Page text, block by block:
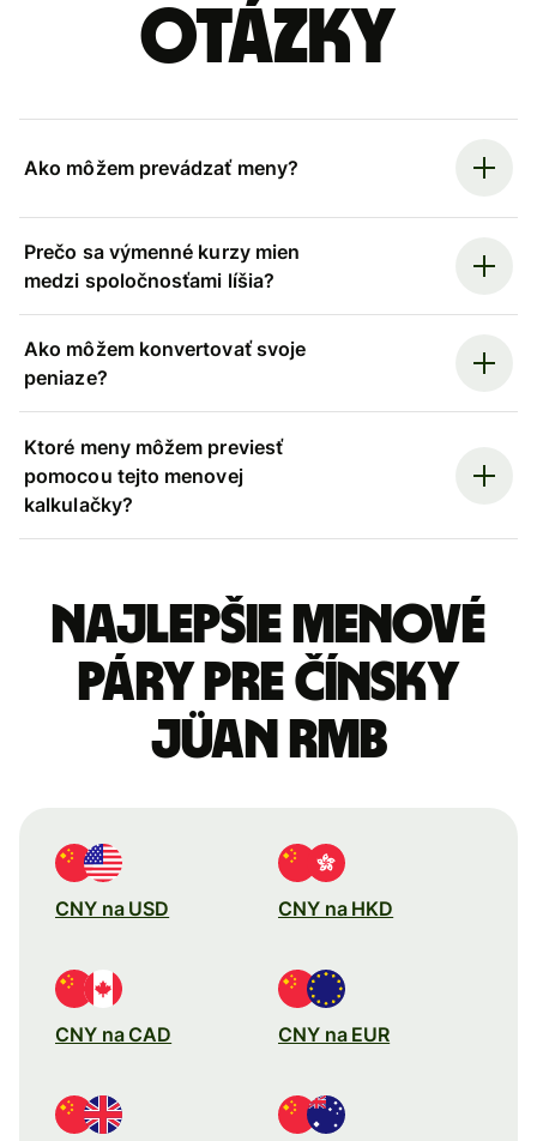
otázky
Ako môžem prevádzať meny?
Prečo sa výmenné kurzy mien
medzi spoločnosťami líšia?
Ako môžem konvertovať svoje
peniaze?
Ktoré meny môžem previesť
pomocou tejto menovej
kalkulačky?
Najlepšie menové
páry pre Čínsky
jüan RMB
CNY na USD CNY na HKD
CNY na CAD CNY na EUR